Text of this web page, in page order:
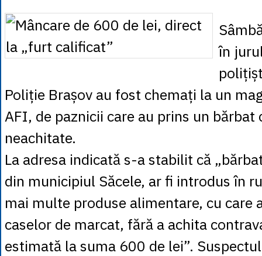
1 MDL
= 0.2538
1 NOK= 0.4191
1 NZD
= 2.6097
= 1.1646
= 0.0425
1 RUB = 0.0530
1 SEK= 0.4526
1 TRY= 0.1141
1 UAH= 0.1048
în
Poliție Brașov au fost chemați la un
AFI, de paznicii care au prins un bărbat
neachitate.
La adresa indicată s-a stabilit că
din municipiul Săcele, ar fi introdus în
mai multe produse alimentare, cu care
caselor de marcat, fără a achita
estimată la suma 600 de lei”.